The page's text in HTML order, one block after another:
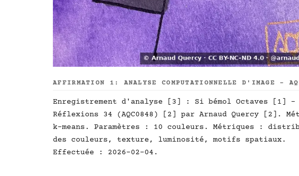
AFFIRMATION 1: ANALYSE COMPUTATIONNELLE D'IMAGE -
Enregistrement d'analyse [3] : Si bémol Octaves [1] -
Réflexions 34 (AQC0848) [2] par Arnaud Quercy [2].
k-means. Paramètres : 10 couleurs. Métriques :
des couleurs, texture, luminosité, motifs spatiaux.
Effectuée : 2026-02-04.